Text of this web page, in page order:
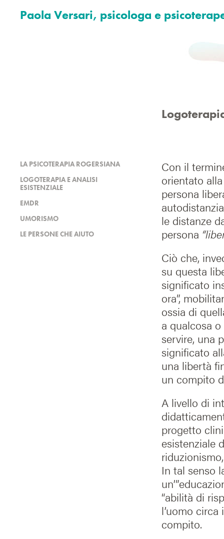
Paola Versari, psicologa e
LA PSICOTERAPIA ROGERSIANA
LOGOTERAPIA E ANALISI
ESISTENZIALE
EMDR
UMORISMO
LE PERSONE CHE AIUTO
Con il
orientato
persona
le distanze
persona
Ciò che,
su questa
significato
ora”,
ossia di
a qualcosa
servire, una
significato
una libertà
un compito
A livello di
progetto
esistenziale
In tal senso
“abilità di
l’uomo
compito.